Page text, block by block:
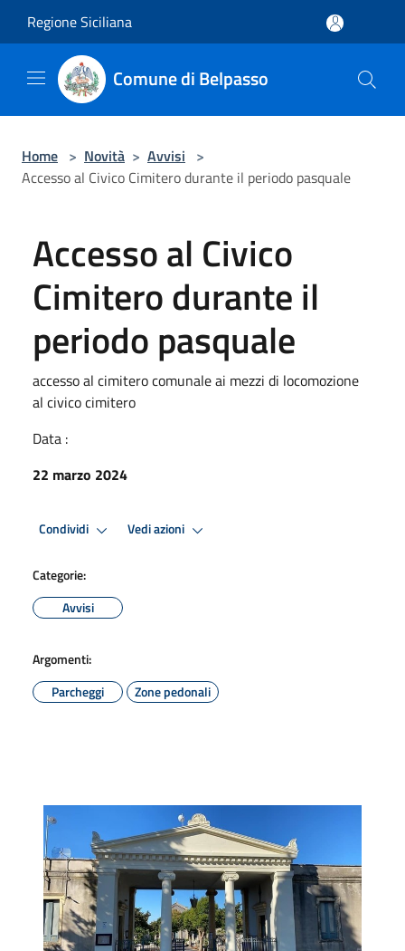
Regione Siciliana
Comune di Belpasso
Home > Novità > Avvisi >
Accesso al Civico Cimitero durante il periodo pasquale
Accesso al Civico
Cimitero durante il
periodo pasquale
accesso al cimitero comunale ai mezzi di locomozione
al civico cimitero
Data :
22 marzo 2024
Condividi Vedi azioni
Categorie:
Avvisi
Argomenti:
Parcheggi
Zone pedonali